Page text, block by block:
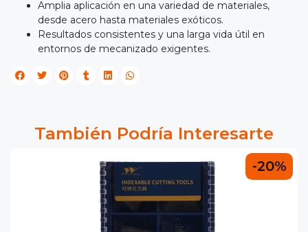
Amplia aplicación en una variedad de materiales,
desde acero hasta materiales exóticos.
Resultados consistentes y una larga vida útil en
entornos de mecanizado exigentes.
También Podría Interesarte
-20%